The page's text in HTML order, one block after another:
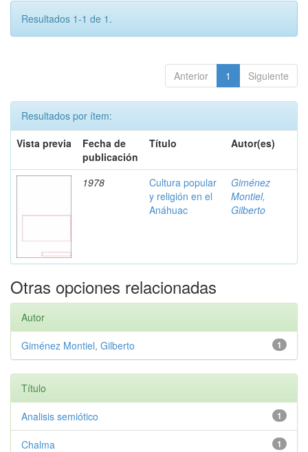
Resultados 1-1 de 1.
Anterior 1 Siguiente
Resultados por ítem:
Vista previa
Fecha de
publicación
Título Autor(es)
1978
Cultura popular
y religión en el
Anáhuac
Giménez
Montiel,
Gilberto
Otras opciones relacionadas
Autor
1
Giménez Montiel, Gilberto
Título
1
Analisis semiótico
1
Chalma